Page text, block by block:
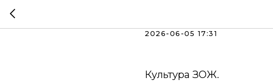
2026-06-05 17:31
Культура ЗОЖ.